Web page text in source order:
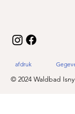
© 2024 Waldbad
afdruk